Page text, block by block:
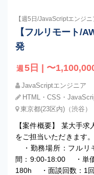
【週5日/JavaScriptエンジニ
【フルリモート/
発
週 5日 | 〜
JavaScriptエンジニア
HTML・CSS・
東京都(23区内)（渋谷）
【案件概要】 某大手求
をご担当いただきま
・勤務場所：フル
間：9:00-18:00 ・単
180h ・面談回数：1回